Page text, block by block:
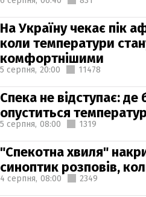
На Україну чекає пік
коли температури
комфортнішими
5 серпня, 20:00 11478
Спека не відступає: де
опуститься
5 серпня, 08:00 1319
"Спекотна хвиля"
синоптик розповів,
4 серпня, 08:00 2349